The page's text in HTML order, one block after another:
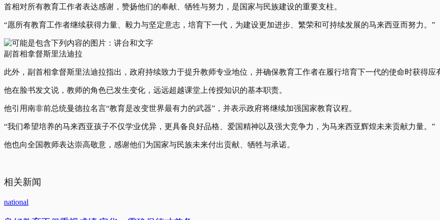
首相对所有教育工作者表达感谢，赞扬他们的奉献、牺牲与努力，是国家与民族建设的重要支柱。
“愿所有教育工作者继续获得力量、毅力与坚定意志，培育下一代，为建设更加进步、繁荣和可持续发展的马来西亚而努力。”
副首相拿督斯里法迪拉
此外，副首相拿督斯里法迪拉指出，政府持续致力于提升教师专业地位，并确保教育工作者在履行培育下一代的使命时获得应
他在脸书发文说，教师的角色已发生变化，远远超越课堂上传授知识的基本职责。
他引用南非前总统曼德拉名言“教育是改变世界最有力的武器”，并表示政府将继续加强国家教育议程。
“我们希望培养的马来西亚孩子不仅学业优异，更具备良好品格、爱国精神以及强大竞争力，为马来西亚辉煌未来贡献力量。”
他也向全国教师表达崇高敬意，感谢他们为国家与民族未来付出贡献、牺牲与承诺。
相关新闻
national